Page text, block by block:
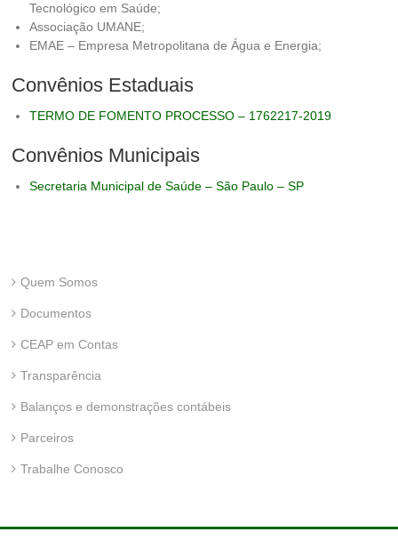
Tecnológico em Saúde;
Associação UMANE;
EMAE – Empresa Metropolitana de Água e Energia;
Convênios Estaduais
TERMO DE FOMENTO PROCESSO – 1762217-2019
Convênios Municipais
Secretaria Municipal de Saúde – São Paulo – SP
Quem Somos
Documentos
CEAP em Contas
Transparência
Balanços e demonstrações contábeis
Parceiros
Trabalhe Conosco